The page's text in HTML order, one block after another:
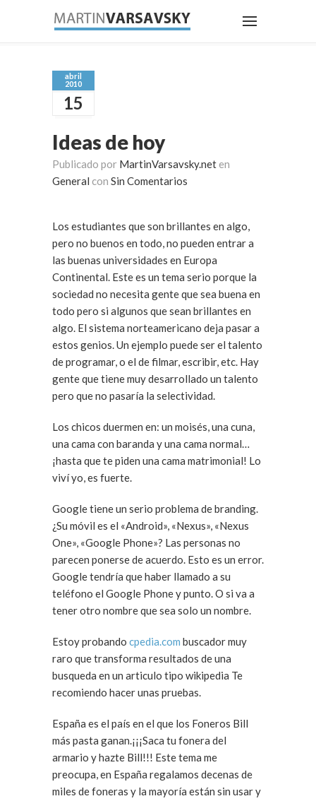
abril
2010
15
Ideas de hoy
Publicado por MartinVarsavsky.net en
General con Sin Comentarios
Los estudiantes que son brillantes en algo,
pero no buenos en todo, no pueden entrar a
las buenas universidades en Europa
Continental. Este es un tema serio porque la
sociedad no necesita gente que sea buena en
todo pero si algunos que sean brillantes en
algo. El sistema norteamericano deja pasar a
estos genios. Un ejemplo puede ser el talento
de programar, o el de filmar, escribir, etc. Hay
gente que tiene muy desarrollado un talento
pero que no pasaría la selectividad.
Los chicos duermen en: un moisés, una cuna,
una cama con baranda y una cama normal…
¡hasta que te piden una cama matrimonial! Lo
viví yo, es fuerte.
Google tiene un serio problema de branding.
¿Su móvil es el «Android», «Nexus», «Nexus
One», «Google Phone»? Las personas no
parecen ponerse de acuerdo. Esto es un error.
Google tendría que haber llamado a su
teléfono el Google Phone y punto. O si va a
tener otro nombre que sea solo un nombre.
Estoy probando cpedia.com buscador muy
raro que transforma resultados de una
busqueda en un articulo tipo wikipedia Te
recomiendo hacer unas pruebas.
España es el país en el que los Foneros Bill
más pasta ganan.¡¡¡Saca tu fonera del
armario y hazte Bill!!! Este tema me
preocupa, en España regalamos decenas de
miles de foneras y la mayoría están sin usar y